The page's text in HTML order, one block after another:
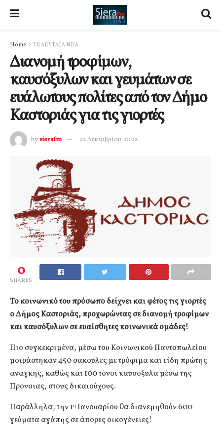
Home ΤΕΛΕΥΤΑΙΑ ΝΕΑ
Διανομή τροφίμων,
καυσόξυλων και γευμάτων σε
ευάλωτους πολίτες από τον Δήμο
Καστοριάς για τις γιορτές
by sierafm 22 Δεκεμβρίου 2022
0
SHARES
Το κοινωνικό του πρόσωπο δείχνει και φέτος τις γιορτές
ο Δήμος Καστοριάς, προχωρώντας σε διανομή τροφίμων
και καυσόξυλων σε ευαίσθητες κοινωνικά ομάδες!
Πιο συγκεκριμένα, μέσω του Κοινωνικού Παντοπωλείου
μοιράστηκαν 450 σακούλες με τρόφιμα και είδη πρώτης
ανάγκης, καθώς και 100 τόνοι καυσόξυλα μέσω της
Πρόνοιας, στους δικαιούχους.
Παράλληλα, την 1η Ιανουαρίου θα διανεμηθούν 600
γεύματα αγάπης σε άπορες οικογένειες!